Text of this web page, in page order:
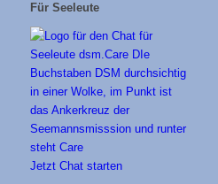
Für Seeleute
Jetzt Chat starten